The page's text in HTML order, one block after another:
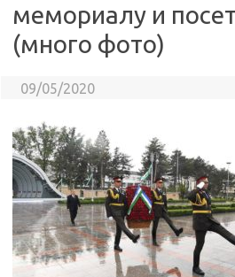
мемориалу и
(много фото)
09/05/2020